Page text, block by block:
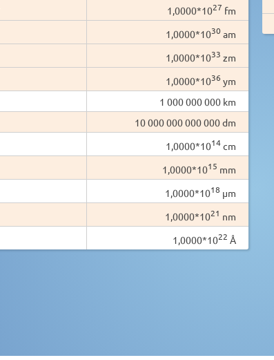
1,0000*1027 fm
1,0000*1030 am
1,0000*1033 zm
1,0000*1036 ym
1 000 000 000 km
10 000 000 000 000 dm
1,0000*1014cm
1,0000*1015 mm
1,0000*1018 µm
1,0000*1021 nm
1,0000*1022 Å